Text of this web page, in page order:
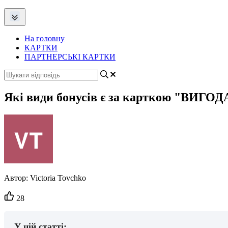
На головну
КАРТКИ
ПАРТНЕРСЬКІ КАРТКИ
Які види бонусів є за карткою
Автор: Victoria Tovchko
Кількість
вподобайок:
28